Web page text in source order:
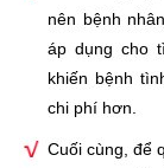
nên bệnh
áp dụng cho
khiến bệnh
chi phí hơn.
Cuối cùng, để